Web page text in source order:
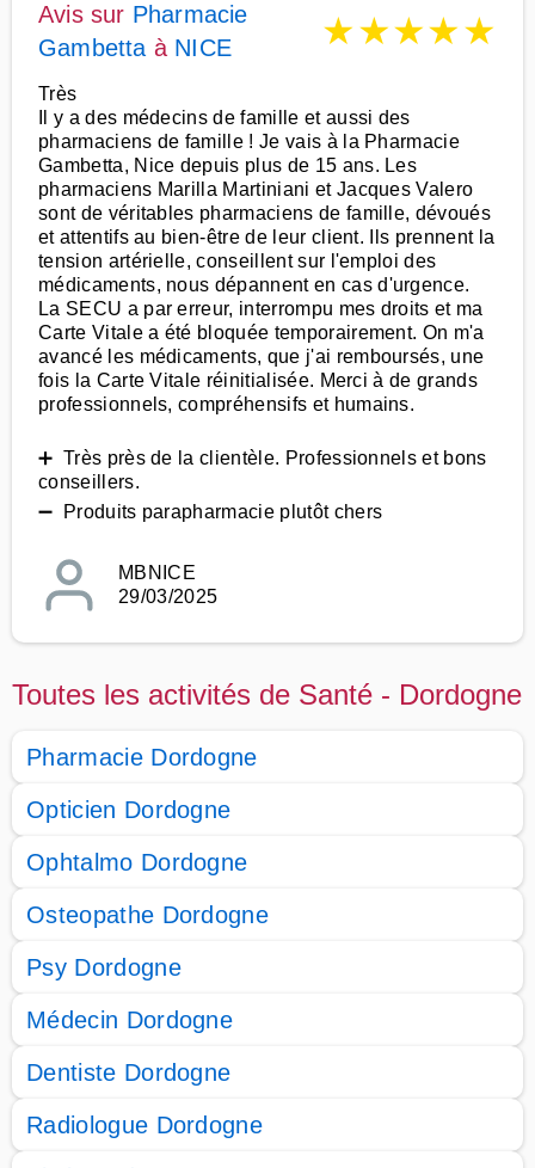
Avis sur Pharmacie
Gambetta à NICE ★★★★★
Très
Il y a des médecins de famille et aussi des
pharmaciens de famille ! Je vais à la Pharmacie
Gambetta, Nice depuis plus de 15 ans. Les
pharmaciens Marilla Martiniani et Jacques Valero
sont de véritables pharmaciens de famille, dévoués
et attentifs au bien-être de leur client. Ils prennent la
tension artérielle, conseillent sur l'emploi des
médicaments, nous dépannent en cas d'urgence.
La SECU a par erreur, interrompu mes droits et ma
Carte Vitale a été bloquée temporairement. On m'a
avancé les médicaments, que j'ai remboursés, une
fois la Carte Vitale réinitialisée. Merci à de grands
professionnels, compréhensifs et humains.
➕ Très près de la clientèle. Professionnels et bons
conseillers.
➖ Produits parapharmacie plutôt chers
MBNICE
29/03/2025
Toutes les activités de Santé - Dordogne
Pharmacie Dordogne
Opticien Dordogne
Ophtalmo Dordogne
Osteopathe Dordogne
Psy Dordogne
Médecin Dordogne
Dentiste Dordogne
Radiologue Dordogne